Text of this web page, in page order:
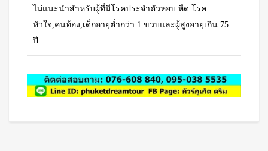
ไม่แนะนำสำหรับผู้ที่มีโรคประจำตัวหอบ หืด โรค
หัวใจ,คนท้อง,เด็กอายุต่ำกว่า 1 ขวบและผู้สูงอายุเกิน 75
ปี